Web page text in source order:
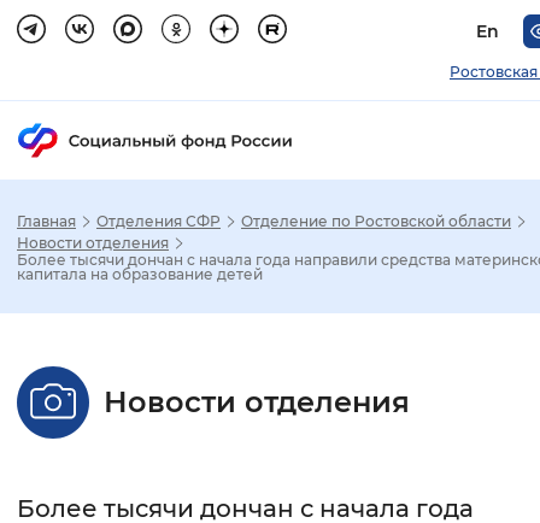
En
Стандартный Увеличенный
Главная Отделения СФР
Отделение по Ростовской области
Новости отделения
Более тысячи дончан с начала года направили средства
капитала на образование детей
Новости отделения
Более тысячи дончан с начала года